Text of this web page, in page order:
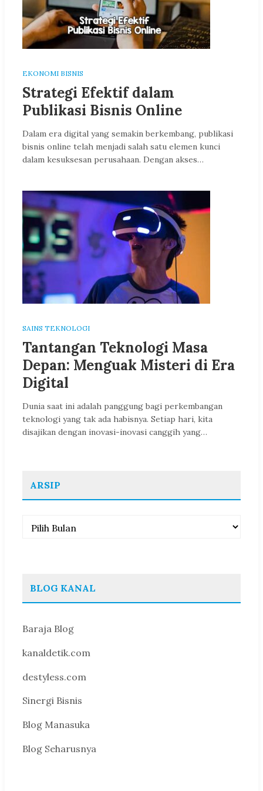
EKONOMI BISNIS
Strategi Efektif dalam
Publikasi Bisnis Online
Dalam era digital yang semakin berkembang, publikasi
bisnis online telah menjadi salah satu elemen kunci
dalam kesuksesan perusahaan. Dengan akses…
SAINS TEKNOLOGI
Tantangan Teknologi Masa
Depan: Menguak Misteri di Era
Digital
Dunia saat ini adalah panggung bagi perkembangan
teknologi yang tak ada habisnya. Setiap hari, kita
disajikan dengan inovasi-inovasi canggih yang…
ARSIP
Arsip
BLOG KANAL
Baraja Blog
kanaldetik.com
destyless.com
Sinergi Bisnis
Blog Manasuka
Blog Seharusnya